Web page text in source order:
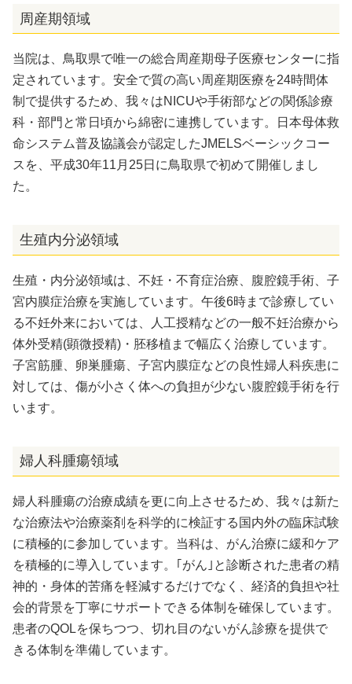
周産期領域
当院は、鳥取県で唯一の総合周産期母子医療センターに指
定されています。安全で質の高い周産期医療を24時間体
制で提供するため、我々はNICUや手術部などの関係診療
科・部門と常日頃から綿密に連携しています。日本母体救
命システム普及協議会が認定したJMELSベーシックコー
スを、平成30年11月25日に鳥取県で初めて開催しまし
た。
生殖内分泌領域
生殖・内分泌領域は、不妊・不育症治療、腹腔鏡手術、子
宮内膜症治療を実施しています。午後6時まで診療してい
る不妊外来においては、人工授精などの一般不妊治療から
体外受精(顕微授精)・胚移植まで幅広く治療しています。
子宮筋腫、卵巣腫瘍、子宮内膜症などの良性婦人科疾患に
対しては、傷が小さく体への負担が少ない腹腔鏡手術を行
います。
婦人科腫瘍領域
婦人科腫瘍の治療成績を更に向上させるため、我々は新た
な治療法や治療薬剤を科学的に検証する国内外の臨床試験
に積極的に参加しています。当科は、がん治療に緩和ケア
を積極的に導入しています。｢がん｣と診断された患者の精
神的・身体的苦痛を軽減するだけでなく、経済的負担や社
会的背景を丁寧にサポートできる体制を確保しています。
患者のQOLを保ちつつ、切れ目のないがん診療を提供で
きる体制を準備しています。